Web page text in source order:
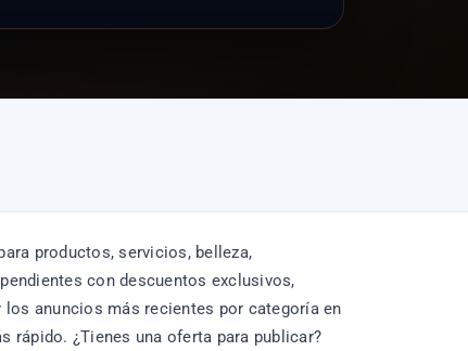
productos, servicios, belleza,
con descuentos exclusivos,
anuncios más recientes por categoría en
rápido. ¿Tienes una oferta para publicar?